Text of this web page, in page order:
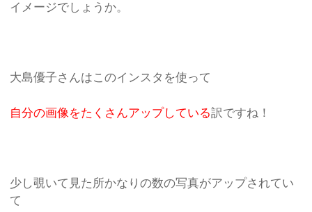
イメージでしょうか。
大島優子さんはこのインスタを使って
自分の画像をたくさんアップしている訳ですね！
少し覗いて見た所かなりの数の写真がアップされてい
て